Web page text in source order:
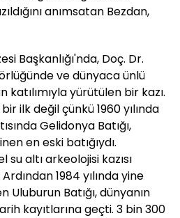
anımsatan Bezdan,
Başkanlığı'nda, Doç. Dr.
ve dünyaca ünlü
katılımıyla yürütülen bir kazı.
ilk değil çünkü 1960 yılında
Gelidonya Batığı,
en eski batığıydı.
su altı arkeolojisi kazısı
1984 yılında yine
Uluburun Batığı, dünyanın
kayıtlarına geçti. 3 bin 300